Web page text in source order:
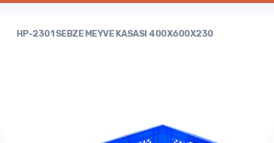
HP-2301 SEBZE MEYVE KASASI 400X600X230